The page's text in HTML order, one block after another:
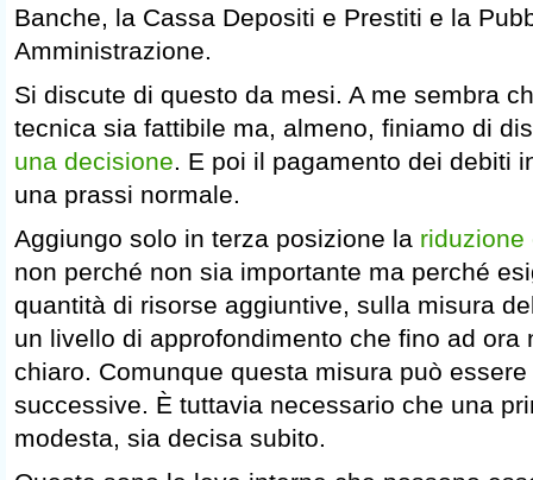
Banche, la Cassa Depositi e Prestiti e la
Amministrazione.
Si discute di questo da mesi. A me sembra
tecnica sia fattibile ma, almeno, finiamo di
una decisione. E poi il pagamento dei debiti
una prassi normale.
Aggiungo solo in terza posizione la riduzione
non perché non sia importante ma perché
quantità di risorse aggiuntive, sulla misura
un livello di approfondimento che fino ad ora
chiaro. Comunque questa misura può
successive. È tuttavia necessario che una
modesta, sia decisa subito.